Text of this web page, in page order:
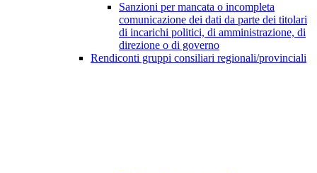
Sanzioni per mancata o incompleta
comunicazione dei dati da parte dei titolari
di incarichi politici, di amministrazione, di
direzione o di governo
Rendiconti gruppi consiliari regionali/provinciali